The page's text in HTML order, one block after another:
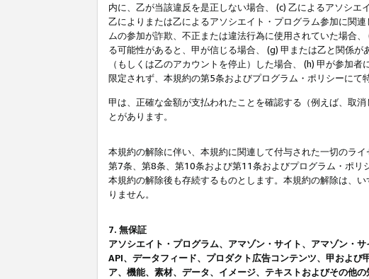
内に、乙が当該違反を是正しない場合、 (c) 乙によるアソシ
乙によりまたは乙によるアソシエイト・プログラム参加に関
ムの参加が詐欺、不正または違法行為に使用されていた場合
る可能性があると、甲が信じる場合、 (g) 甲または乙と関係
（もしくは乙のアカウントを停止）した場合、 (h) 甲が参加
限定されず、本規約の第5条およびプログラム・ポリシーにて
甲は、正確な金額が支払われたことを確認する（例えば、取
とがあります。
本規約の解除に伴い、本規約に関連して付与された一切のラ
第7条、第8条、第10条および第11条およびプログラム・ポリ
本規約の解除後も存続するものとします。本規約の解除は、
りません。
7. 無保証
アソシエイト・プログラム、アマゾン・サイト、アマゾン
API、データフィード、プロダクト広告コンテンツ、甲およ
ア、機能、素材、データ、イメージ、テキストおよびその他